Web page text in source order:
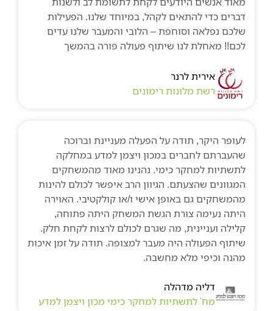
דברים כדי להתאים לקהל, במיוחד שלנו. הפעילות
שלכם נפלאה וסוחפת – הלובי והמעבר שלנו עדים
לכם!! מאחלת לנו שיתוף פעולה פורה בהמשך
אירית לרנר
רשת מלונות רימונים
לעופר היקר, תודה על הפעלה מעניינת וברוכה
שהעברתם לחברים במכון ויצמן למדע במחלקה
לתשתיות למחקר כימי. נהנינו מאוד מהמשחקים
המגוונים שהצעתם. הגיוון הרב איפשר לכולם להינות
מהמשחקים גם באופן אישי ו/או קולקטיבי. האוירה
היתה נעימה צורת הגשת המשחק היתה פתוחה,
קלילה ועניינית, מה שגרם לכולם לרצות לקחת חלק.
שיתוף הפעולה היה מעבר למצופה. תודה על זמן איכות
מהנה וכיפי מלא מחשבה.
דליה מדהלה
מח' לתשתיות למחקר כימי מכון ויצמן למדע